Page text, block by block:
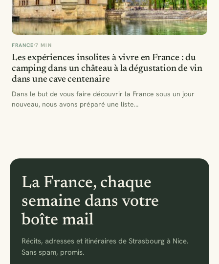
FRANCE 7 MIN
Les expériences insolites à vivre en France : du
camping dans un château à la dégustation de vin
dans une cave centenaire
Dans le but de vous faire découvrir la France sous un jour
nouveau, nous avons préparé une liste…
La France, chaque
semaine dans votre
boîte mail
Récits, adresses et itinéraires de Strasbourg à Nice.
Sans spam, promis.